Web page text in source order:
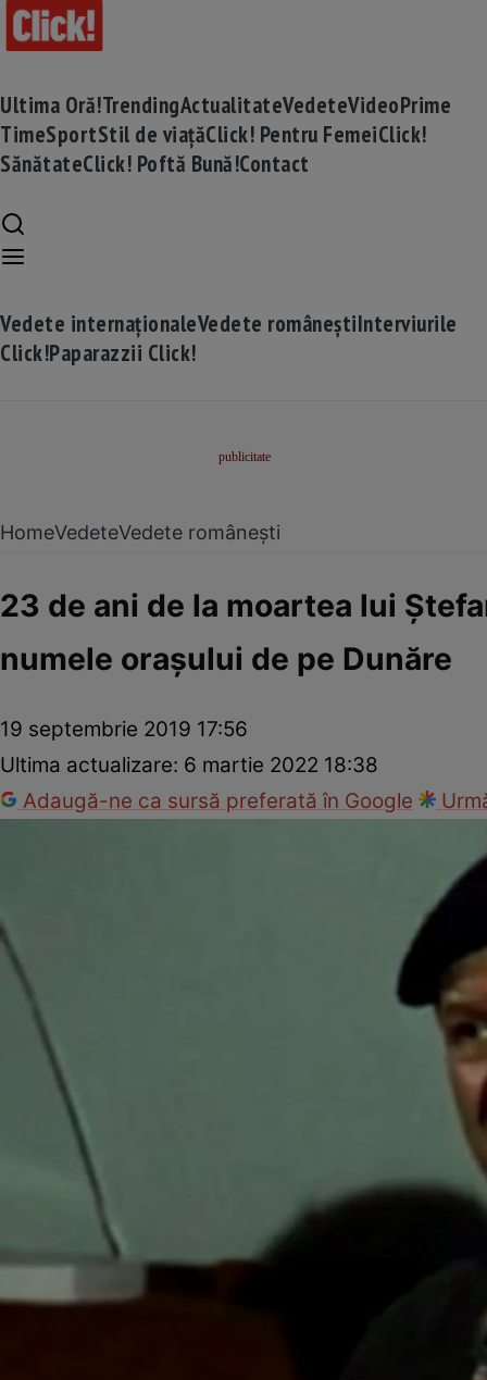
Ultima Oră!TrendingActualitateVedeteVideoPrime
TimeSportStil de viațăClick! Pentru FemeiClick!
SănătateClick! Poftă Bună!Contact
Vedete internaționaleVedete româneștiInterviurile
Click!Paparazzii Click!
HomeVedeteVedete românești
23 de ani de la moartea lui
numele orașului de pe Dunăre
19 septembrie 2019 17:56
Ultima actualizare: 6 martie 2022 18:38
Adaugă-ne ca sursă preferată în Google